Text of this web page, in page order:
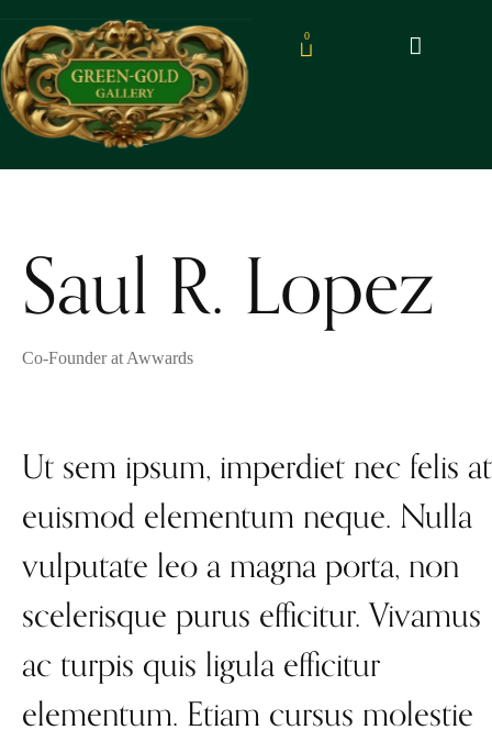
0
Saul R. Lopez
Co-Founder at Awwards
Ut sem ipsum, imperdiet nec felis
euismod elementum neque. Nulla
vulputate leo a magna porta, non
scelerisque purus efficitur. Vivamus
ac turpis quis ligula efficitur
elementum. Etiam cursus molestie